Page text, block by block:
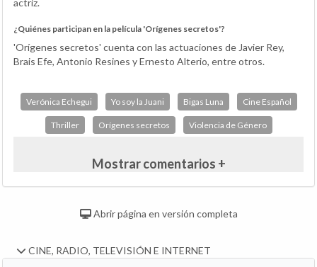
actriz.
¿Quiénes participan en la película 'Orígenes secretos'?
'Orígenes secretos' cuenta con las actuaciones de Javier Rey,
Brais Efe, Antonio Resines y Ernesto Alterio, entre otros.
Verónica Echegui Yo soy la Juani Bigas Luna Cine Español
Thriller Orígenes secretos Violencia de Género
Mostrar comentarios +
Abrir página en versión completa
CINE, RADIO, TELEVISIÓN E INTERNET